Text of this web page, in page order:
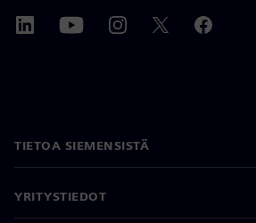
TIETOA SIEMENSISTÄ
YRITYSTIEDOT